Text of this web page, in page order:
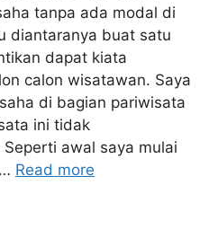
tanpa ada modal di
diantaranya buat satu
dapat kiata
calon wisatawan. Saya
di bagian pariwisata
ini tidak
awal saya mulai
Read more